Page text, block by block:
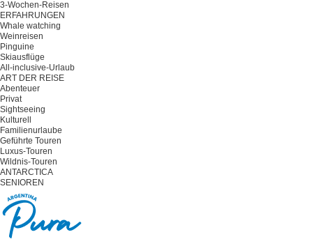
3-Wochen-Reisen
ERFAHRUNGEN
Whale watching
Weinreisen
Pinguine
Skiausflüge
All-inclusive-Urlaub
ART DER REISE
Abenteuer
Privat
Sightseeing
Kulturell
Familienurlaube
Geführte Touren
Luxus-Touren
Wildnis-Touren
ANTARCTICA
SENIOREN